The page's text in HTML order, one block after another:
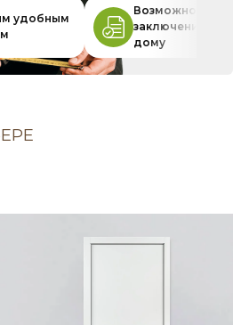
удобным
Возможность
заключения
дому